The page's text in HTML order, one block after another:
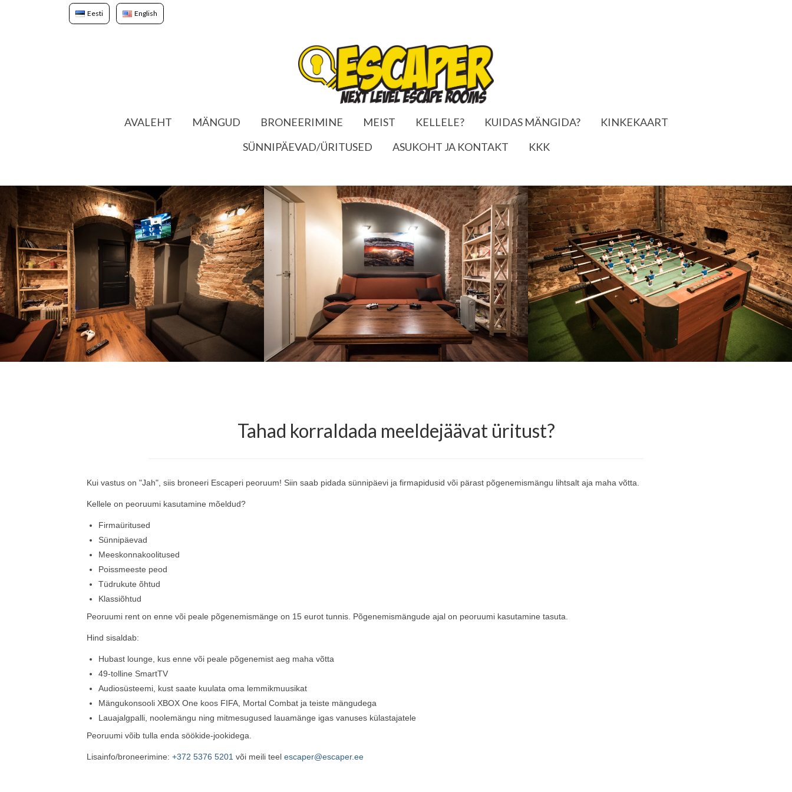
Eesti English
AVALEHT MÄNGUD BRONEERIMINE MEIST KELLELE? KUIDAS MÄNGIDA?
KINKEKAART
SÜNNIPÄEVAD/ÜRITUSED
ASUKOHT JA KONTAKT KKK
Tahad korraldada meeldejäävat üritust?
Kui vastus on "Jah", siis broneeri Escaperi peoruum! Siin saab pidada sünnipäevi ja firmapidusid või pärast põgenemismängu lihtsalt aja maha võtta.
Kellele on peoruumi kasutamine mõeldud?
Firmaüritused
Sünnipäevad
Meeskonnakoolitused
Poissmeeste peod
Tüdrukute õhtud
Klassiõhtud
Peoruumi rent on enne või peale põgenemismänge on 15 eurot tunnis. Põgenemismängude ajal on peoruumi kasutamine tasuta.
Hind sisaldab:
Hubast lounge, kus enne või peale põgenemist aeg maha võtta
49-tolline SmartTV
Audiosüsteemi, kust saate kuulata oma lemmikmuusikat
Mängukonsooli XBOX One koos FIFA, Mortal Combat ja teiste mängudega
Lauajalgpalli, noolemängu ning mitmesugused lauamänge igas vanuses külastajatele
Peoruumi võib tulla enda söökide-jookidega.
Lisainfo/broneerimine: +372 5376 5201 või meili teel escaper@escaper.ee